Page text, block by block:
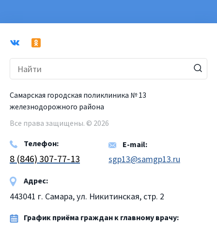
Самарская городская поликлиника № 13
железнодорожного района
Все права защищены. © 2026
Телефон:
8 (846) 307-77-13
E-mail:
sgp13@samgp13.ru
Адрес:
443041 г. Самара, ул. Никитинская, стр. 2
График приёма граждан к главному врачу: